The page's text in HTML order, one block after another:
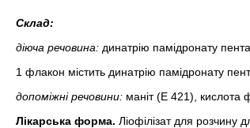
Склад:
діюча речовина: динатрію памідронату
1 флакон містить динатрію памідронату
допоміжні речовини: маніт (Е 421), кислота
Лікарська форма. Ліофілізат для розчину